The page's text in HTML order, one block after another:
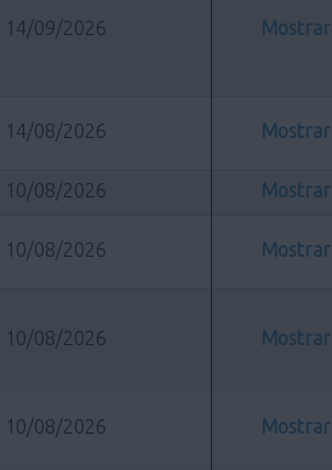
14/09/2026 Mostrar
14/08/2026 Mostrar
10/08/2026 Mostrar
10/08/2026 Mostrar
10/08/2026 Mostrar
10/08/2026 Mostrar